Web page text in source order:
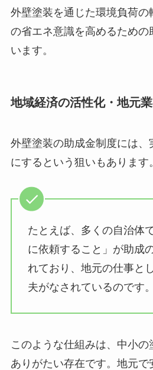
外壁塗装を通じた環境負荷の
の省エネ意識を高めるための
います。
地域経済の活性化・地元
外壁塗装の助成金制度には、
にするという狙いもあります。
たとえば、多くの自治体
に依頼すること」が助成
れており、地元の仕事と
夫がなされているのです。
このような仕組みは、中小の
ありがたい存在です。地元で